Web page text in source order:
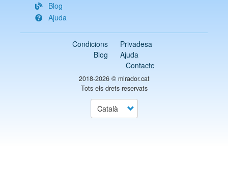
Blog
Ajuda
Condicions
Privadesa
Blog
Ajuda
Contacte
2018-2026 © mirador.cat
Tots els drets reservats
Select
your